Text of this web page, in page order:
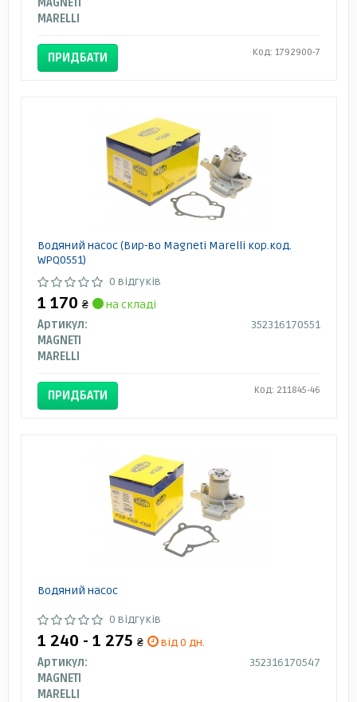
MARELLI
ПРИДБАТИ Код: 1792900-7
Водяний насос (Вир-во Magneti Marelli кор.код.
WPQ0551)
0 відгуків
1 170 ₴
на складі
Артикул:
352316170551
MAGNETI
MARELLI
ПРИДБАТИ Код: 211845-46
Водяний насос
0 відгуків
1 240 - 1 275 ₴
від 0 дн.
Артикул:
352316170547
MAGNETI
MARELLI